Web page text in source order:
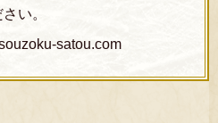
い。
satou.com